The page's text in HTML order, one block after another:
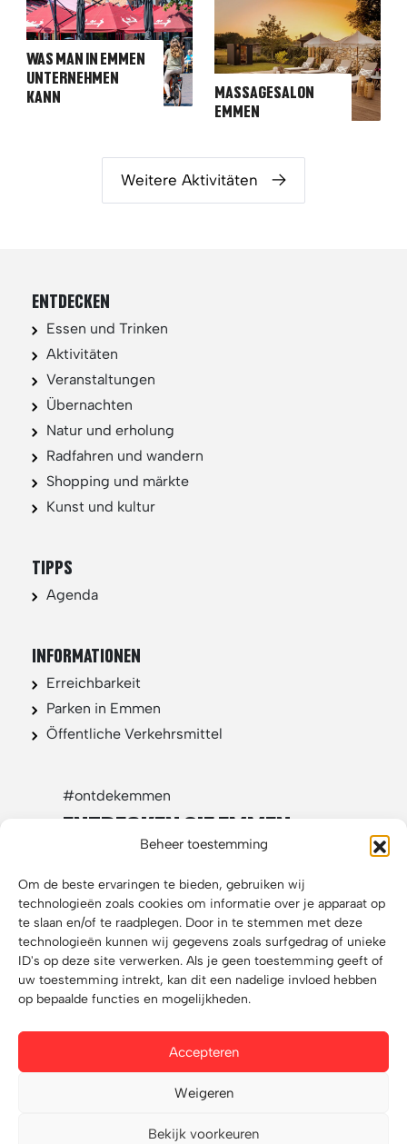
Beheer toestemming
Om de beste ervaringen te bieden, gebruiken wij
technologieën zoals cookies om informatie over je apparaat op
te slaan en/of te raadplegen. Door in te stemmen met deze
technologieën kunnen wij gegevens zoals surfgedrag of unieke
ID's op deze site verwerken. Als je geen toestemming geeft of
uw toestemming intrekt, kan dit een nadelige invloed hebben
op bepaalde functies en mogelijkheden.
Accepteren
Weigeren
Bekijk voorkeuren
WAS MAN IN EMMEN
UNTERNEHMEN
KANN
MASSAGESALON
EMMEN
Weitere Aktivitäten
ENTDECKEN
Essen und Trinken
Aktivitäten
Veranstaltungen
Übernachten
Natur und erholung
Radfahren und wandern
Shopping und märkte
Kunst und kultur
TIPPS
Agenda
INFORMATIONEN
Erreichbarkeit
Parken in Emmen
Öffentliche Verkehrsmittel
#ontdekemmen
ENTDECKEN SIE EMMEN
IN DEN SOZIALEN MEDIEN